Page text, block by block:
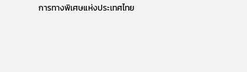
การทางพิเศษแห่งประเทศไทย